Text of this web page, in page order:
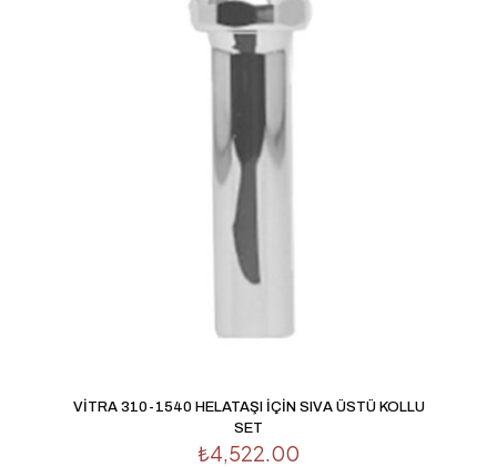
VİTRA 310-1540 HELATAŞI İÇİN SIVA ÜSTÜ KOLLU
SET
₺4,522.00